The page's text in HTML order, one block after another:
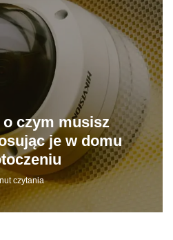
o czym musisz
je w domu
czytania